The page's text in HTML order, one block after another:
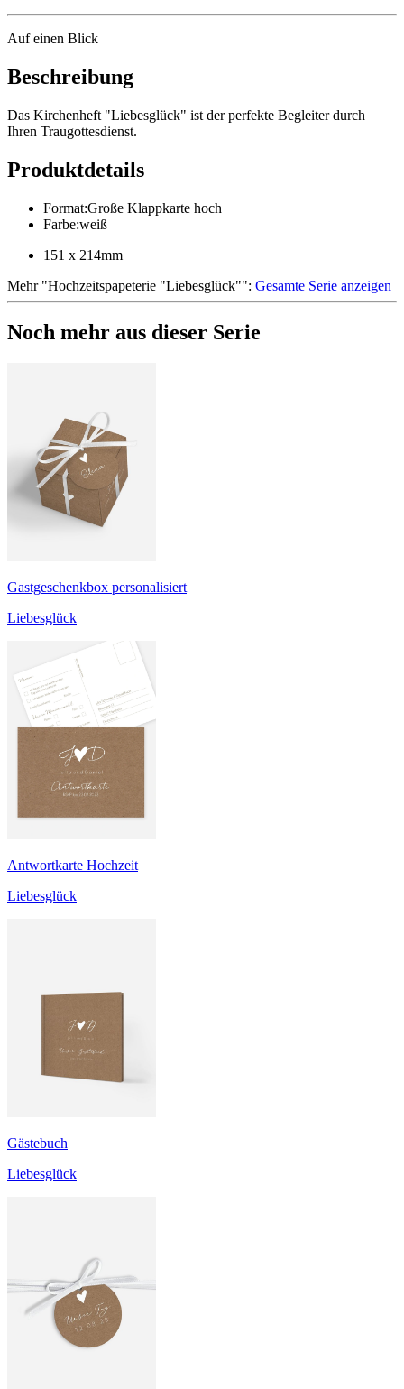
Auf einen Blick
Beschreibung
Das Kirchenheft "Liebesglück" ist der perfekte Begleiter durch
Ihren Traugottesdienst.
Produktdetails
Format:Große Klappkarte hoch
Farbe:weiß
151 x 214mm
Mehr"Hochzeitspapeterie "Liebesglück"": Gesamte Serie anzeigen
Noch mehr aus dieser Serie
Gastgeschenkbox personalisiert
Liebesglück
Antwortkarte Hochzeit
Liebesglück
Gästebuch
Liebesglück